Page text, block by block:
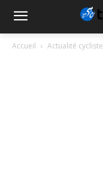
Accueil Actualité cycliste